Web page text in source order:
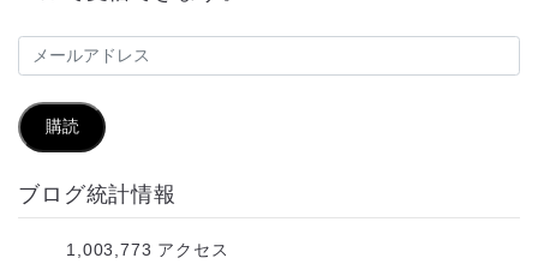
メ
ル
ア
ド
購読
ブログ統計情報
1,003,773 アクセス